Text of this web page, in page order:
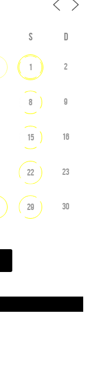
S D
1 2
8 9
15 16
22 23
29 30